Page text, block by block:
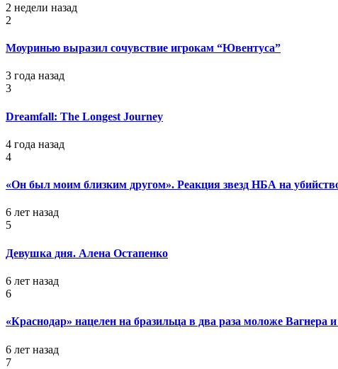
2 недели назад
2
Моуринью выразил сочувствие игрокам “Ювентуса”
3 года назад
3
Dreamfall: The Longest Journey
4 года назад
4
«Он был моим близким другом». Реакция звезд НБА на
6 лет назад
5
Девушка дня. Алена Остапенко
6 лет назад
6
«Краснодар» нацелен на бразильца в два раза моложе
6 лет назад
7